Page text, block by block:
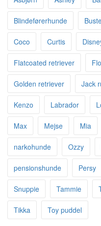
Blindeførerhunde
Coco Curtis
Flatcoated retriever
Golden retriever Jack
Kenzo Labrador
Max Mejse Mia
narkohunde Ozzy
pensionshunde Persy
Snuppie Tammie
Tikka Toy puddel